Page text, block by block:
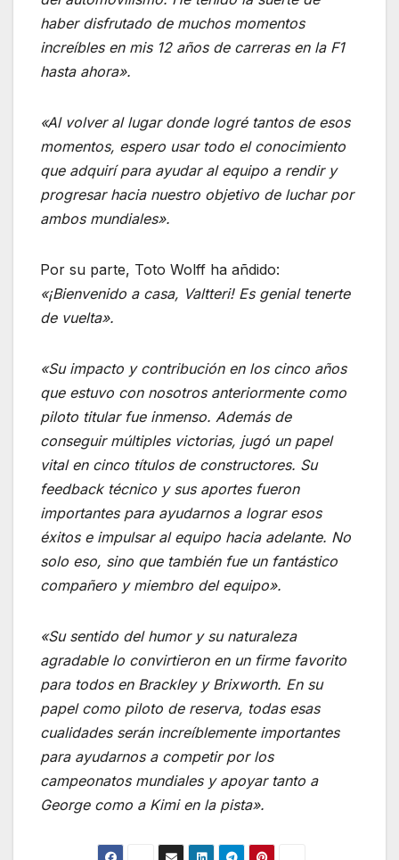
haber disfrutado de muchos momentos
increíbles en mis 12 años de carreras en la F1
hasta ahora».
«Al volver al lugar donde logré tantos de esos
momentos, espero usar todo el conocimiento
que adquirí para ayudar al equipo a rendir y
progresar hacia nuestro objetivo de luchar por
ambos mundiales».
Por su parte, Toto Wolff ha añdido:
«¡Bienvenido a casa, Valtteri! Es genial tenerte
de vuelta».
«Su impacto y contribución en los cinco años
que estuvo con nosotros anteriormente como
piloto titular fue inmenso. Además de
conseguir múltiples victorias, jugó un papel
vital en cinco títulos de constructores. Su
feedback técnico y sus aportes fueron
importantes para ayudarnos a lograr esos
éxitos e impulsar al equipo hacia adelante. No
solo eso, sino que también fue un fantástico
compañero y miembro del equipo».
«Su sentido del humor y su naturaleza
agradable lo convirtieron en un firme favorito
para todos en Brackley y Brixworth. En su
papel como piloto de reserva, todas esas
cualidades serán increíblemente importantes
para ayudarnos a competir por los
campeonatos mundiales y apoyar tanto a
George como a Kimi en la pista».